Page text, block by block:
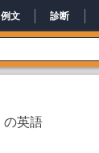
例文 診断
の英語